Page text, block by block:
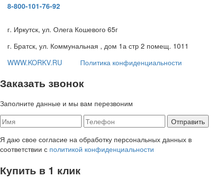
8-800-101-76-92
г. Иркутск, ул. Олега Кошевого 65г
г. Братск, ул. Коммунальная , дом 1а стр 2 помещ. 1011
WWW.KORKV.RU
Политика конфиденциальности
Заказать звонок
Заполните данные и мы вам перезвоним
Я даю свое согласие на обработку персональных данных в
соответствии с политикой конфиденциальности
Купить в 1 клик